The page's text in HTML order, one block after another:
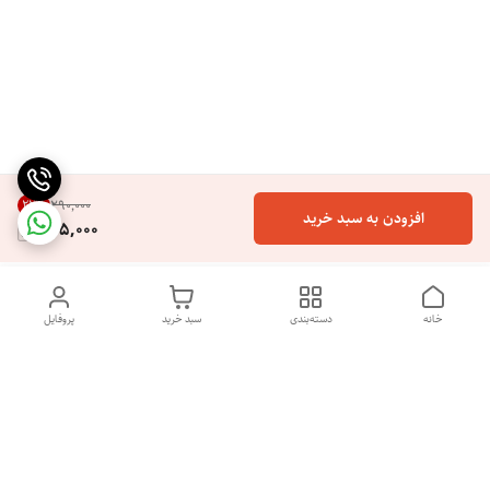
۲۹۰٬۰۰۰ 22%
225,000 افزودن به سبد خرید
پروفایل سبد خرید دسته‌بندی خانه